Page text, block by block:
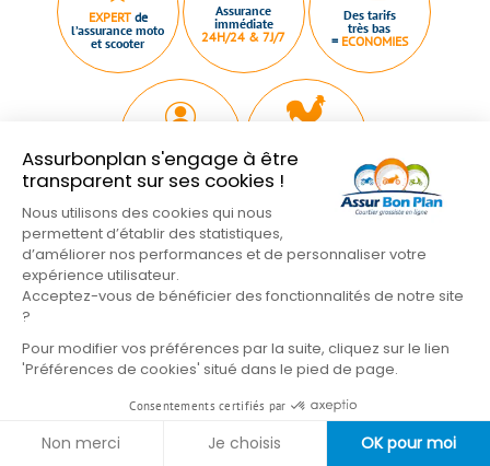
Assurbonplan s'engage à être
transparent sur ses cookies !
Nous utilisons des cookies qui nous
permettent d’établir des statistiques,
d’améliorer nos performances et de personnaliser votre
expérience utilisateur.
Acceptez-vous de bénéficier des fonctionnalités de notre site
?
Pour modifier vos préférences par la suite, cliquez sur le lien
'Préférences de cookies' situé dans le pied de page.
Consentements certifiés par
Non merci Je choisis OK pour moi
EXPERTde
l’assurance moto
et scooter
Assurance
immédiate
24H/24 & 7J/7
Des tarifs
très bas
= ECONOMIES
clients assurés
DEPUIS 2011
gestion 100 %
basées en
Qui sommes nous ?
Mentions légales
Conditions Générales
Nos partenaires
Gestion des cookies
Formulaire de résiliation
Suivez-nous sur les réseaux